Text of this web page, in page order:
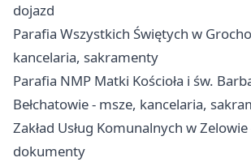
dojazd
Parafia Wszystkich Świętych w
kancelaria, sakramenty
Parafia NMP Matki Kościoła i św.
Bełchatowie - msze, kancelaria,
Zakład Usług Komunalnych w
dokumenty